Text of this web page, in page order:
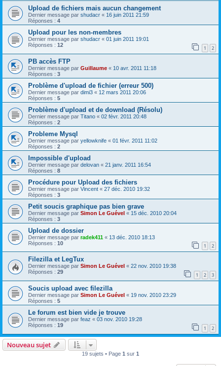
Upload de fichiers mais aucun changement
Dernier message par shudacr « 16 juin 2011 21:59
Réponses : 4
Upload pour les non-membres
Dernier message par shudacr « 01 juin 2011 19:01
Réponses : 12 1 2
PB accès FTP
Dernier message par Guillaume « 10 avr. 2011 11:18
Réponses : 3
Problème d'upload de fichier (erreur 500)
Dernier message par dimi3 « 12 mars 2011 20:06
Réponses : 5
Problème d'upload et de download (Résolu)
Dernier message par Titano « 02 févr. 2011 20:48
Réponses : 2
Probleme Mysql
Dernier message par yellowknife « 01 févr. 2011 11:02
Réponses : 2
Impossible d'upload
Dernier message par delovan « 21 janv. 2011 16:54
Réponses : 8
Procédure pour Upload des fichiers
Dernier message par Vincent « 27 déc. 2010 19:32
Réponses : 3
Petit soucis graphique pas bien grave
Dernier message par Simon Le Guével « 15 déc. 2010 20:04
Réponses : 3
Upload de dossier
Dernier message par radek411 « 13 déc. 2010 18:13
Réponses : 10 1 2
Filezilla et LegTux
Dernier message par Simon Le Guével « 22 nov. 2010 19:38
Réponses : 29 1 2 3
Soucis upload avec filezilla
Dernier message par Simon Le Guével « 19 nov. 2010 23:29
Réponses : 5
Le forum est bien vide je trouve
Dernier message par feaz « 03 nov. 2010 19:28
Réponses : 19 1 2
Nouveau sujet
19 sujets • Page 1 sur 1